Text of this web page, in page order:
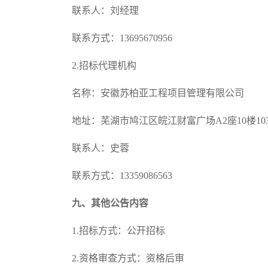
联系人： 刘经理
联系方式： 13695670956
2.招标代理机构
名称：安徽苏柏亚工程项目管理有限公司
地址：芜湖市鸠江区皖江财富广场A2座10楼
联系人：史蓉
联系方式： 13359086563
九、其他公告内容
1 .招标方式： 公开招标
2.资格审查方式： 资格后审